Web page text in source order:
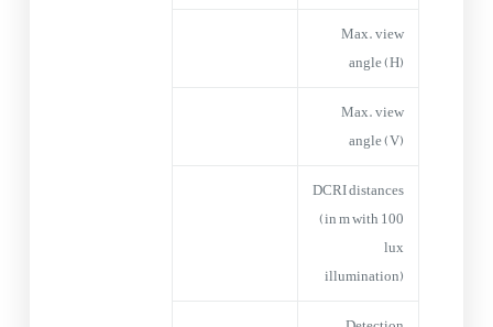
Max. view
angle (H)
Max. view
angle (V)
DCRI distances
(in m with 100
lux
illumination)